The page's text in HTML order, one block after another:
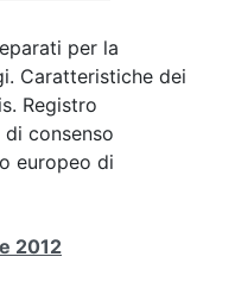
per la
Caratteristiche dei
Registro
consenso
europeo di
2012